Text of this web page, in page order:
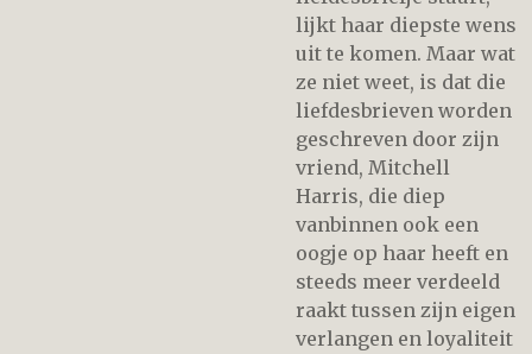
lijkt haar diepste wens
uit te komen. Maar wat
ze niet weet, is dat die
liefdesbrieven worden
geschreven door zijn
vriend, Mitchell
Harris, die diep
vanbinnen ook een
oogje op haar heeft en
steeds meer verdeeld
raakt tussen zijn eigen
verlangen en loyaliteit